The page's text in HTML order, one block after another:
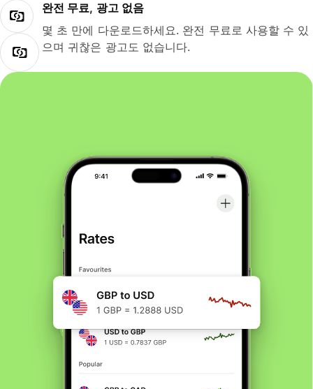
완전 무료, 광고 없음
몇 초 만에 다운로드하세요. 완전 무료로 사용할 수 있
으며 귀찮은 광고도 없습니다.